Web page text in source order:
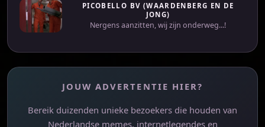
PICOBELLO BV (WAARDENBERG EN DE
JONG)
Nergens aanzitten, wij zijn onderweg...!
JOUW ADVERTENTIE HIER?
Bereik duizenden unieke bezoekers die houden van
Nederlandse memes, internetlegendes en